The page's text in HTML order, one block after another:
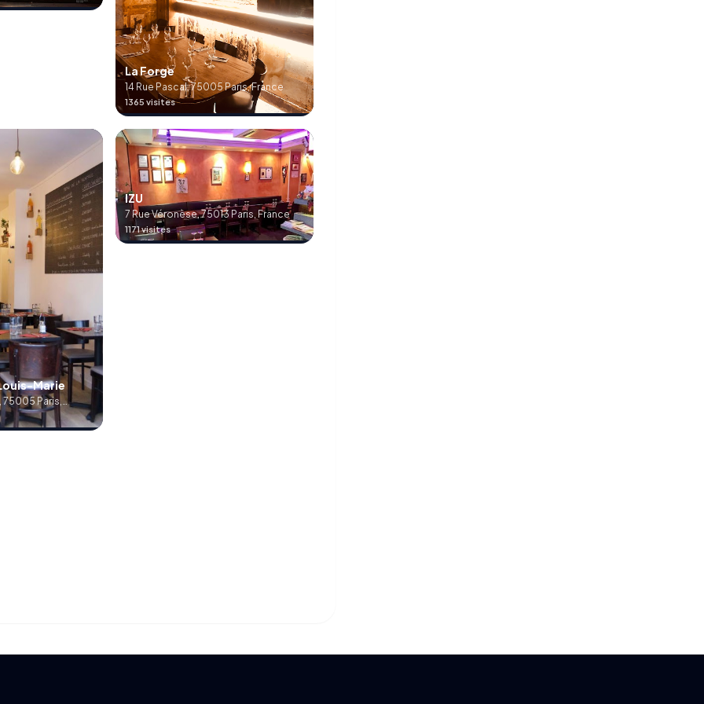
La Forge
14 Rue Pascal, 75005 Paris, France
1365 visites
Marie
75005 Paris,
IZU
7 Rue Véronèse, 75013 Paris, France
1171 visites